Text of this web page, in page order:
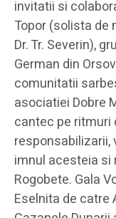
invitatii si
Topor (solista de
Dr. Tr. Severin),
German din
comunitatii
asociatiei Dobre
cantec pe ritmuri
responsabilizarii,
imnul acesteia si
Rogobete. Gala
Eselnita de catre